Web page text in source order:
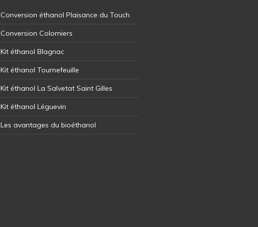
Conversion éthanol Plaisance du Touch
Conversion Colomiers
Kit éthanol Blagnac
Kit éthanol Tournefeuille
Kit éthanol La Salvetat Saint Gilles
Kit éthanol Léguevin
Les avantages du bioéthanol